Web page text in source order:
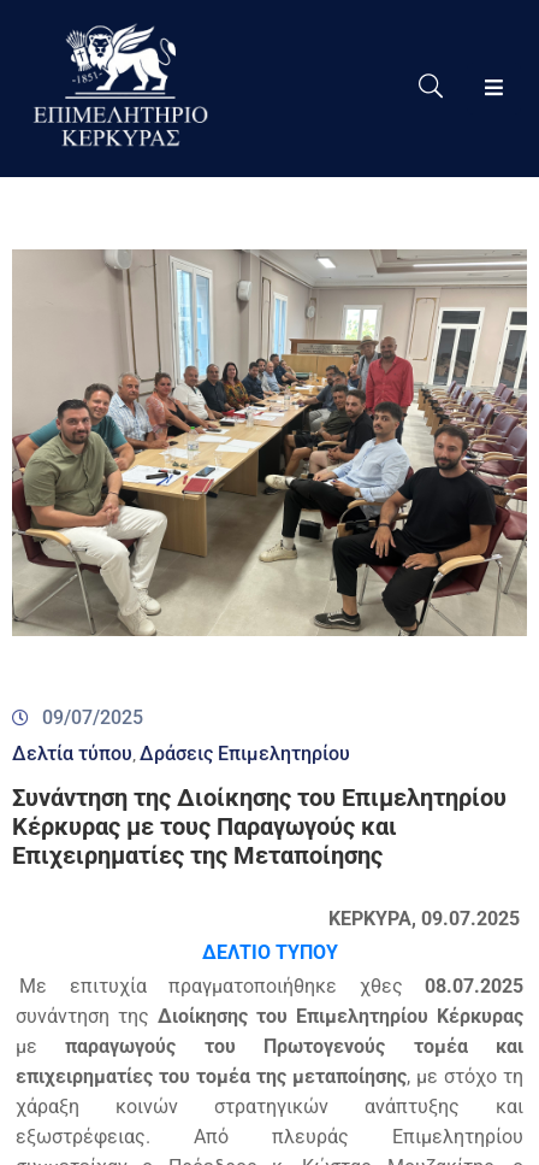
Το
Eπιμελητήριο
Πληροφόρηση
Χρήσιμες
Συνδέσεις
09/07/2025
Δελτία τύπου Δράσεις Επιμελητηρίου
Συνάντηση της Διοίκησης του Επιμελητηρίου
Κέρκυρας με τους Παραγωγούς και
Επιχειρηματίες της Μεταποίησης
ΚΕΡΚΥΡΑ, 09.07.2025
ΔΕΛΤΙΟ ΤΥΠΟΥ
Με επιτυχία πραγματοποιήθηκε χθες 08.07.2025
συνάντηση της Διοίκησης του Επιμελητηρίου Κέρκυρας
μεπαραγωγούς του Πρωτογενούς τομέα και
επιχειρηματίες του τομέα της μεταποίησης, με στόχο τη
χάραξη κοινών στρατηγικών ανάπτυξης και
εξωστρέφειας. Από πλευράς Επιμελητηρίου